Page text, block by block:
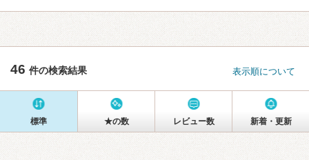
46 件の検索結果 表示順について
標準 ★の数 レビュー数 新着・更新